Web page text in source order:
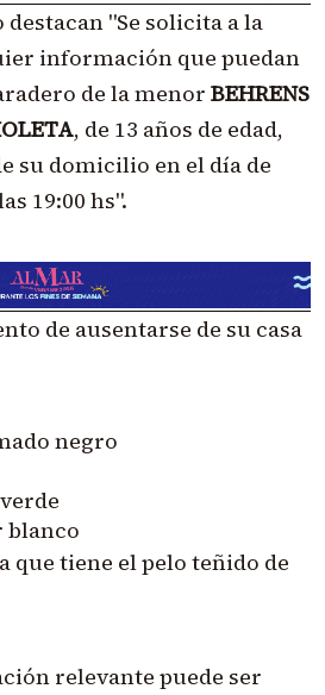
"Se solicita a la
información que puedan
de la menor BEHRENS
, de 13 años de edad,
su domicilio en el día de
19:00 hs".
de ausentarse de su casa
negro
blanco
que tiene el pelo teñido de
relevante puede ser